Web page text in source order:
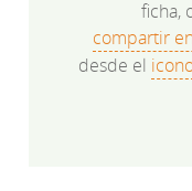
ficha,
compartir
desde el